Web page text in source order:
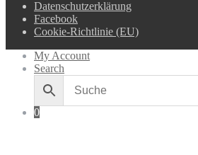
Datenschutzerklärung
Facebook
Cookie-Richtlinie (EU)
My Account
Search
0